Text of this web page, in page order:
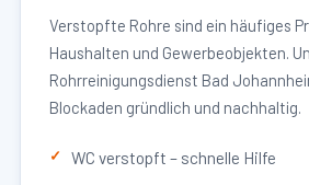
Verstopfte Rohre sind ein häufiges
Haushalten und Gewerbeobjekten.
Rohrreinigungsdienst Bad
Blockaden gründlich und nachhaltig.
WC verstopft – schnelle Hilfe